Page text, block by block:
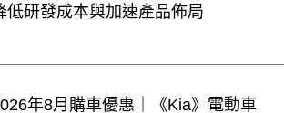
低研發成本與加速產品佈局
年8月購車優惠｜《Kia》電動車